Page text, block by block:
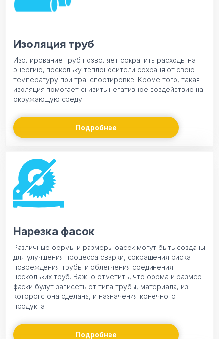
Изоляция труб
Изолирование труб позволяет сократить расходы на
энергию, поскольку теплоносители сохраняют свою
температуру при транспортировке. Кроме того, такая
изоляция помогает снизить негативное воздействие на
окружающую среду.
Подробнее
Нарезка фасок
Различные формы и размеры фасок могут быть созданы
для улучшения процесса сварки, сокращения риска
повреждения трубы и облегчения соединения
нескольких труб. Важно отметить, что форма и размер
фаски будут зависеть от типа трубы, материала, из
которого она сделана, и назначения конечного
продукта.
Подробнее